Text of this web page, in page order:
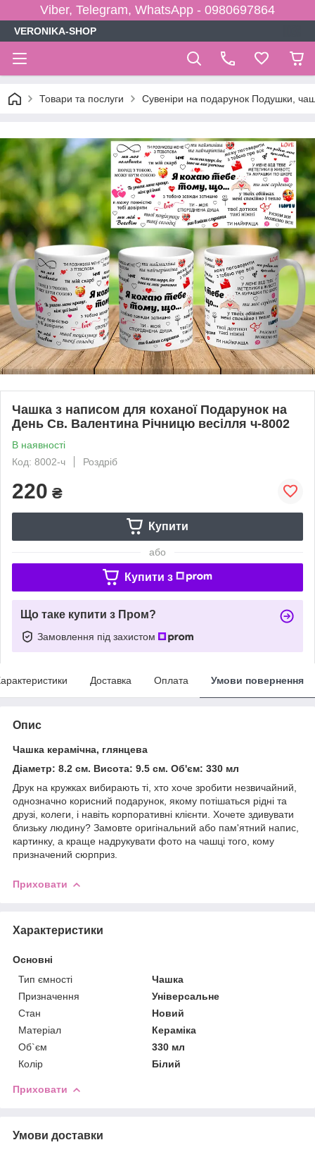
Viber, Telegram, WhatsApp - 0980697864
VERONIKA-SHOP
Товари та послуги Сувеніри на подарунок Подушки,
Чашка з написом для коханої Подарунок на
День Св. Валентина Річницю весілля ч-8002
В наявності
Код: 8002-ч
Роздріб
220 ₴
Купити
або
Купити з
Що таке купити з Пром?
Замовлення під захистом
Доставка Оплата Умови повернення
Опис
Чашка керамічна, глянцева
Діаметр: 8.2 см. Висота: 9.5 см. Об'єм: 330 мл
Друк на кружках вибирають ті, хто хоче зробити незвичайний,
однозначно корисний подарунок, якому потішаться рідні та
друзі, колеги, і навіть корпоративні клієнти. Хочете здивувати
близьку людину? Замовте оригінальний або пам'ятний напис,
картинку, а краще надрукувати фото на чашці того, кому
призначений сюрприз.
Приховати
Характеристики
Основні
Тип ємності
Чашка
Призначення
Універсальне
Стан
Новий
Матеріал
Кераміка
Об`єм
330 мл
Колір
Білий
Приховати
Умови доставки